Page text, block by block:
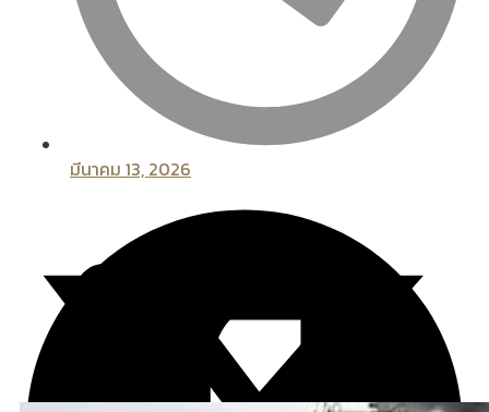
มีนาคม 13, 2026